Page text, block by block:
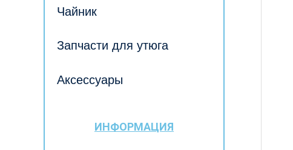
Чайник
Запчасти для утюга
Аксессуары
ИНФОРМАЦИЯ